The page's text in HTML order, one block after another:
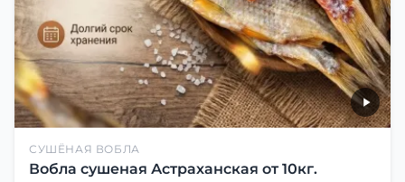
СУШЁНАЯ ВОБЛА
Вобла сушеная Астраханская от 10кг.